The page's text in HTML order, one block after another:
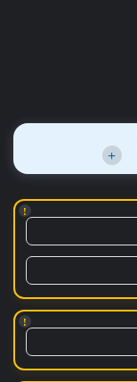
+
!
!